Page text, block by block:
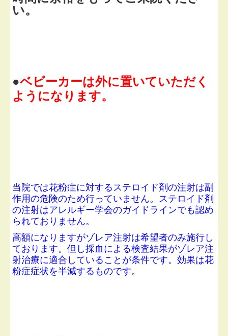
い。
●ベビーカーは外に置いていただく
ようになります。
当院では花粉症に対するステロイド剤の注射は副
作用の危険のため行っていません。ステロイド剤
の注射はアレルギー学会のガイドラインでも認め
られておりません。
高額になりますがゾレア注射は希望者のみ施行し
ております。但し採血による検査結果がゾレア注
射治療に適合していることが条件です。効果は花
粉症症状を半減するものです。